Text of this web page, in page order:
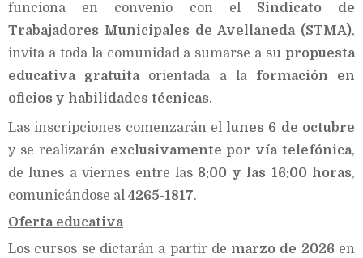
funciona en convenio con el Sindicato de
Trabajadores Municipales de Avellaneda (STMA),
invita a toda la comunidad a sumarse a su propuesta
educativa gratuitaorientada a la formación en
oficios y habilidades técnicas.
Las inscripciones comenzarán el lunes 6 de octubre
y se realizarán exclusivamente por vía telefónica,
de lunes a viernes entre las 8:00 y las 16:00 horas,
comunicándose al4265-1817.
Oferta educativa
Los cursos se dictarán a partir de marzo de 2026en